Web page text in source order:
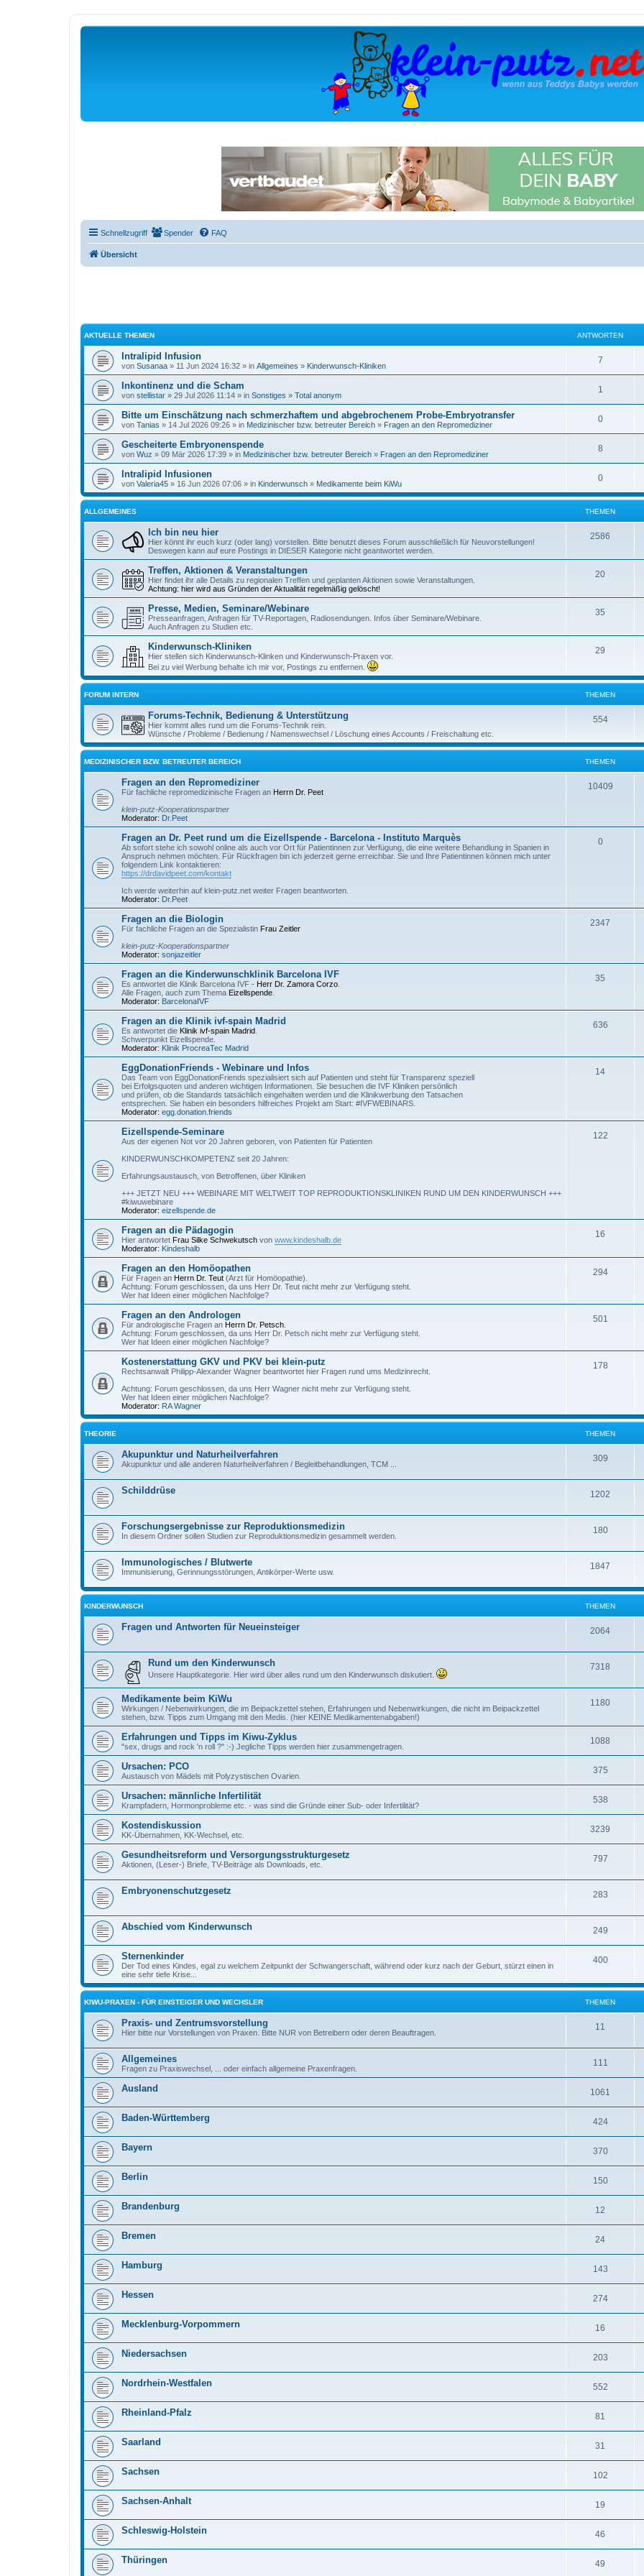
Schnellzugriff Spender FAQ
Übersicht
AKTUELLE THEMEN ANTWORTEN
Intralipid Infusion
von Susanaa » 11 Jun 2024 16:32 » in Allgemeines » Kinderwunsch-Kliniken
7
Inkontinenz und die Scham
von stellistar » 29 Jul 2026 11:14 » in Sonstiges » Total anonym
1
Bitte um Einschätzung nach schmerzhaftem und abgebrochenem Probe-Embryotransfer
von Tanias » 14 Jul 2026 09:26 » in Medizinischer bzw. betreuter Bereich » Fragen an den Repromediziner
0
Gescheiterte Embryonenspende
von Wuz » 09 Mär 2026 17:39 » in Medizinischer bzw. betreuter Bereich » Fragen an den Repromediziner
8
Intralipid Infusionen
von Valeria45 » 16 Jun 2026 07:06 » in Kinderwunsch » Medikamente beim KiWu
0
ALLGEMEINES THEMEN
Ich bin neu hier
Hier könnt ihr euch kurz (oder lang) vorstellen. Bitte benutzt dieses Forum ausschließlich für Neuvorstellungen!
Deswegen kann auf eure Postings in DIESER Kategorie nicht geantwortet werden.
2586
Treffen, Aktionen & Veranstaltungen
Hier findet ihr alle Details zu regionalen Treffen und geplanten Aktionen sowie Veranstaltungen.
Achtung: hier wird aus Gründen der Aktualität regelmäßig gelöscht!
20
Presse, Medien, Seminare/Webinare
Presseanfragen, Anfragen für TV-Reportagen, Radiosendungen. Infos über Seminare/Webinare.
Auch Anfragen zu Studien etc.
35
Kinderwunsch-Kliniken
Hier stellen sich Kinderwunsch-Klinken und Kinderwunsch-Praxen vor.
Bei zu viel Werbung behalte ich mir vor, Postings zu entfernen.
29
FORUM INTERN THEMEN
Forums-Technik, Bedienung & Unterstützung
Hier kommt alles rund um die Forums-Technik rein.
Wünsche / Probleme / Bedienung / Namenswechsel / Löschung eines Accounts / Freischaltung etc.
554
MEDIZINISCHER BZW. BETREUTER BEREICH THEMEN
Fragen an den Repromediziner
Für fachliche repromedizinische Fragen an Herrn Dr. Peet
klein-putz-Kooperationspartner
Moderator: Dr.Peet
10409
Fragen an Dr. Peet rund um die Eizellspende - Barcelona - Instituto Marquès
Ab sofort stehe ich sowohl online als auch vor Ort für Patientinnen zur Verfügung, die eine weitere Behandlung in Spanien in
Anspruch nehmen möchten. Für Rückfragen bin ich jederzeit gerne erreichbar. Sie und Ihre Patientinnen können mich unter
folgendem Link kontaktieren:
https://drdavidpeet.com/kontakt
Ich werde weiterhin auf klein-putz.net weiter Fragen beantworten.
Moderator: Dr.Peet
0
Fragen an die Biologin
Für fachliche Fragen an die Spezialistin Frau Zeitler
klein-putz-Kooperationspartner
Moderator: sonjazeitler
2347
Fragen an die Kinderwunschklinik Barcelona IVF
Es antwortet die Klinik Barcelona IVF - Herr Dr. Zamora Corzo
Alle Fragen, auch zum Thema Eizellspende
Moderator: BarcelonaIVF
35
Fragen an die Klinik ivf-spain Madrid
Es antwortet die Klinik ivf-spain Madrid
Schwerpunkt Eizellspende.
Moderator: Klinik ProcreaTec Madrid
636
EggDonationFriends - Webinare und Infos
Das Team von EggDonationFriends spezialisiert sich auf Patienten und steht für Transparenz speziell
bei Erfolgsquoten und anderen wichtigen Informationen. Sie besuchen die IVF Kliniken persönlich
und prüfen, ob die Standards tatsächlich eingehalten werden und die Klinikwerbung den Tatsachen
entsprechen. Sie haben ein besonders hilfreiches Projekt am Start: #IVFWEBINARS.
Moderator: egg.donation.friends
14
Eizellspende-Seminare
Aus der eigenen Not vor 20 Jahren geboren, von Patienten für Patienten
KINDERWUNSCHKOMPETENZ seit 20 Jahren:
Erfahrungsaustausch, von Betroffenen, über Kliniken
+++ JETZT NEU +++ WEBINARE MIT WELTWEIT TOP REPRODUKTIONSKLINIKEN RUND UM DEN KINDERWUNSCH +++
#kiwuwebinare
Moderator: eizellspende.de
122
Fragen an die Pädagogin
Hier antwortet Frau Silke Schwekutsch von www.kindeshalb.de
Moderator: Kindeshalb
16
Fragen an den Homöopathen
Für Fragen an Herrn Dr. Teut (Arzt für Homöopathie).
Achtung: Forum geschlossen, da uns Herr Dr. Teut nicht mehr zur Verfügung steht.
Wer hat Ideen einer möglichen Nachfolge?
294
Fragen an den Andrologen
Für andrologische Fragen an Herrn Dr. Petsch
Achtung: Forum geschlossen, da uns Herr Dr. Petsch nicht mehr zur Verfügung steht.
Wer hat Ideen einer möglichen Nachfolge?
501
Kostenerstattung GKV und PKV bei klein-putz
Rechtsanwalt Philipp-Alexander Wagner beantwortet hier Fragen rund ums Medizinrecht.
Achtung: Forum geschlossen, da uns Herr Wagner nicht mehr zur Verfügung steht.
Wer hat Ideen einer möglichen Nachfolge?
Moderator: RA Wagner
178
THEORIE THEMEN
Akupunktur und Naturheilverfahren
Akupunktur und alle anderen Naturheilverfahren / Begleitbehandlungen, TCM ...
309
Schilddrüse 1202
Forschungsergebnisse zur Reproduktionsmedizin
In diesem Ordner sollen Studien zur Reproduktionsmedizin gesammelt werden.
180
Immunologisches / Blutwerte
Immunisierung, Gerinnungsstörungen, Antikörper-Werte usw.
1847
KINDERWUNSCH THEMEN
Fragen und Antworten für Neueinsteiger 2064
Rund um den Kinderwunsch
Unsere Hauptkategorie. Hier wird über alles rund um den Kinderwunsch diskutiert.
7318
Medikamente beim KiWu
Wirkungen / Nebenwirkungen, die im Beipackzettel stehen, Erfahrungen und Nebenwirkungen, die nicht im Beipackzettel
stehen, bzw. Tipps zum Umgang mit den Medis. (hier KEINE Medikamentenabgaben!)
1180
Erfahrungen und Tipps im Kiwu-Zyklus
"sex, drugs and rock 'n roll ?" :-) Jegliche Tipps werden hier zusammengetragen.
1088
Ursachen: PCO
Austausch von Mädels mit Polyzystischen Ovarien.
375
Ursachen: männliche Infertilität
Krampfadern, Hormonprobleme etc. - was sind die Gründe einer Sub- oder Infertilität?
538
Kostendiskussion
KK-Übernahmen, KK-Wechsel, etc.
3239
Gesundheitsreform und Versorgungsstrukturgesetz
Aktionen, (Leser-) Briefe, TV-Beiträge als Downloads, etc.
797
Embryonenschutzgesetz 283
Abschied vom Kinderwunsch 249
Sternenkinder
Der Tod eines Kindes, egal zu welchem Zeitpunkt der Schwangerschaft, während oder kurz nach der Geburt, stürzt einen in
eine sehr tiefe Krise...
400
KIWU-PRAXEN - FÜR EINSTEIGER UND WECHSLER THEMEN
Praxis- und Zentrumsvorstellung
Hier bitte nur Vorstellungen von Praxen. Bitte NUR von Betreibern oder deren Beauftragen.
11
Allgemeines
Fragen zu Praxiswechsel, ... oder einfach allgemeine Praxenfragen.
111
Ausland 1061
Baden-Württemberg 424
Bayern 370
Berlin 150
Brandenburg 12
Bremen 24
Hamburg 143
Hessen 274
Mecklenburg-Vorpommern 16
Niedersachsen 203
Nordrhein-Westfalen 552
Rheinland-Pfalz 81
Saarland 31
Sachsen 102
Sachsen-Anhalt 19
Schleswig-Holstein 46
Thüringen 49